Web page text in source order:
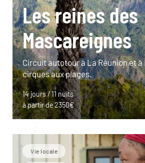
Les reines des
Mascareignes
Circuit autotour à La Réunion et à
cirques aux plages.
14 jours / 11 nuits
à partir de 2350€
Vie locale